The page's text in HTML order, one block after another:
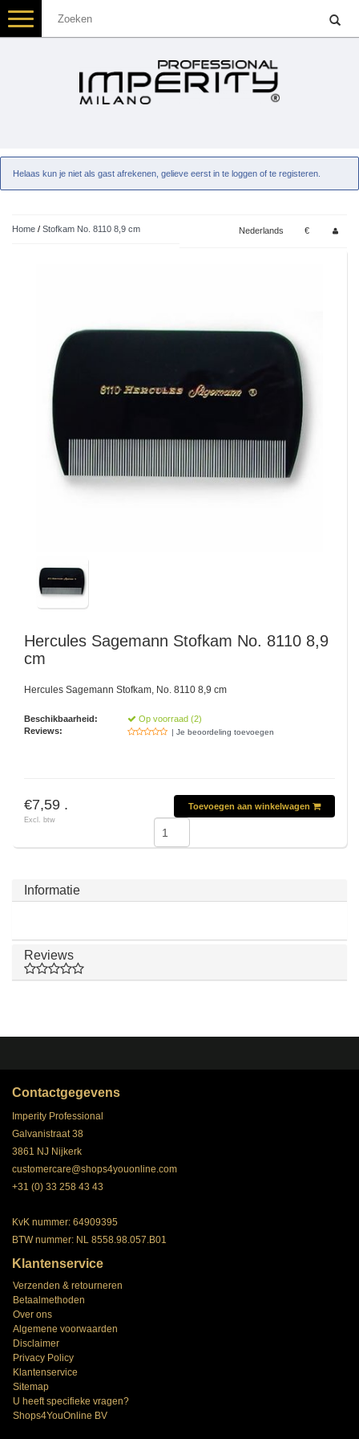
Toggle
navigation
Helaas kun je niet als gast afrekenen, gelieve eerst in te loggen of te registeren.
Home / Stofkam No. 8110 8,9 cm Nederlands €
Hercules Sagemann Stofkam No. 8110 8,9
cm
Hercules Sagemann Stofkam, No. 8110 8,9 cm
Beschikbaarheid:
Op voorraad (2)
Reviews:
| Je beoordeling toevoegen
€7,59 .
Excl. btw
Toevoegen aan winkelwagen
Informatie
Reviews
Contactgegevens
Imperity Professional
Galvanistraat 38
3861 NJ Nijkerk
customercare@shops4youonline.com
+31 (0) 33 258 43 43
KvK nummer: 64909395
BTW nummer: NL 8558.98.057.B01
Klantenservice
Verzenden & retourneren
Betaalmethoden
Over ons
Algemene voorwaarden
Disclaimer
Privacy Policy
Klantenservice
Sitemap
U heeft specifieke vragen?
Shops4YouOnline BV